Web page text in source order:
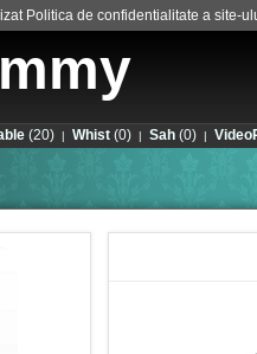
Politica de confidentialitate a site-
(20) | Whist (0) | Sah (0) |